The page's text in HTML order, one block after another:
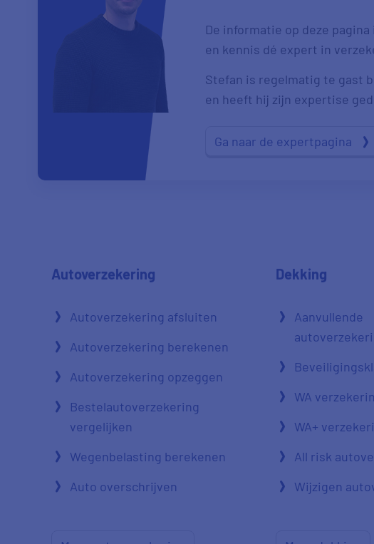
De informatie op deze
en kennis dé expert in
Stefan is regelmatig te gast
en heeft hij zijn expertise
Ga naar de expertpagina
Autoverzekering
Autoverzekering afsluiten
Autoverzekering berekenen
Autoverzekering opzeggen
Bestelautoverzekering
vergelijken
Wegenbelasting berekenen
Auto overschrijven
Dekking
Aanvullende
WA
WA+
All risk
Wijzigen